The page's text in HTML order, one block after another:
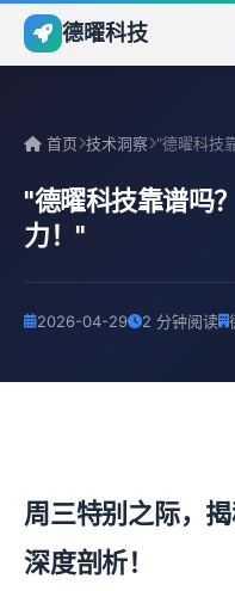
德曜科技
首页 技术洞察
"德曜科技靠谱吗
力！"
2026-04-29 2 分钟阅读
周三特别之际，
深度剖析！